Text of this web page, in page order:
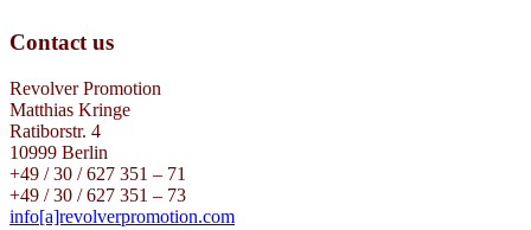
Contact us
Revolver Promotion
Matthias Kringe
Ratiborstr. 4
10999 Berlin
+49 / 30 / 627 351 – 71
+49 / 30 / 627 351 – 73
info[a]revolverpromotion.com